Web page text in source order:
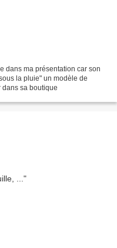
dans ma présentation car son
la pluie" un modèle de
sa boutique